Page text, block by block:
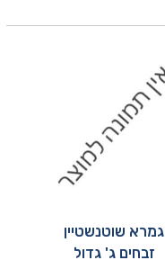
גמרא שוטנשטיין
זבחים ג' גדול